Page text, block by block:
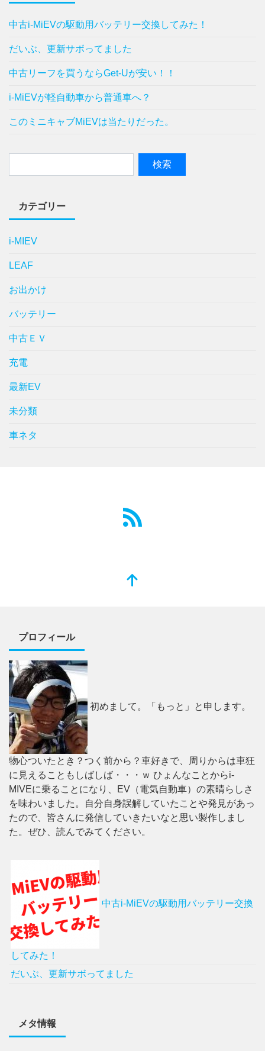
中古i-MiEVの駆動用バッテリー交換してみた！
だいぶ、更新サボってました
中古リーフを買うならGet-Uが安い！！
i-MiEVが軽自動車から普通車へ？
このミニキャブMiEVは当たりだった。
カテゴリー
i-MIEV
LEAF
お出かけ
バッテリー
中古ＥＶ
充電
最新EV
未分類
車ネタ
プロフィール
初めまして。「もっと」と申します。
物心ついたとき？つく前から？車好きで、周りからは車狂
に見えることもしばしば・・・ｗ ひょんなことからi-
MIVEに乗ることになり、EV（電気自動車）の素晴らしさ
を味わいました。自分自身誤解していたことや発見があっ
たので、皆さんに発信していきたいなと思い製作しまし
た。ぜひ、読んでみてください。
中古i-MiEVの駆動用バッテリー交換
してみた！
だいぶ、更新サボってました
メタ情報